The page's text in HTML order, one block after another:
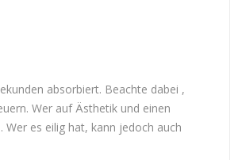
absorbiert. Beachte dabei ,
Wer auf Ästhetik und einen
es eilig hat, kann jedoch auch